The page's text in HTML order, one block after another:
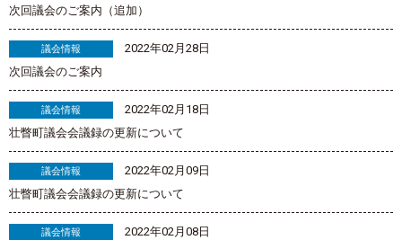
次回議会のご案内（追加）
議会情報
2022年02月28日
次回議会のご案内
議会情報
2022年02月18日
壮瞥町議会会議録の更新について
議会情報
2022年02月09日
壮瞥町議会会議録の更新について
議会情報
2022年02月08日